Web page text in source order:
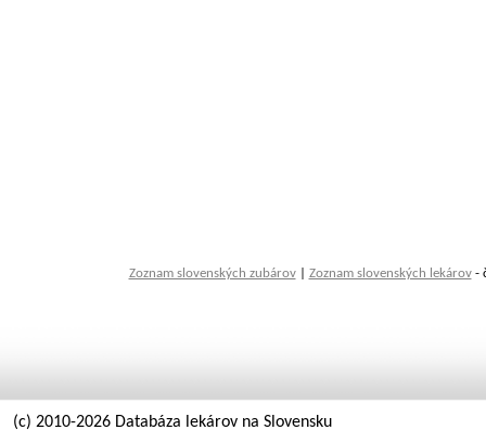
Zoznam slovenských zubárov| Zoznam slovenských lekárov-
(c) 2010-2026 Databáza lekárov na Slovensku